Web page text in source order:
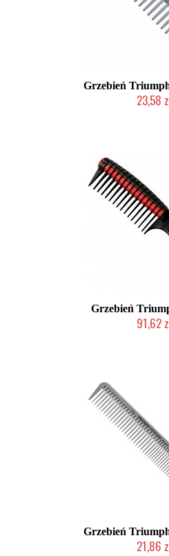
Grzebień
23,58
Grzebień
91,62
Grzebień
21,86